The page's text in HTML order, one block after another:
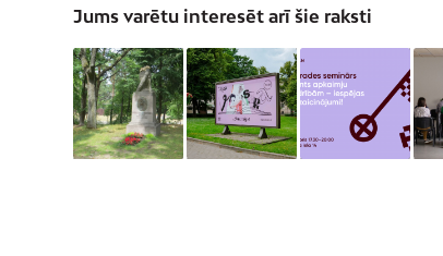
Jums varētu interesēt arī šie raksti